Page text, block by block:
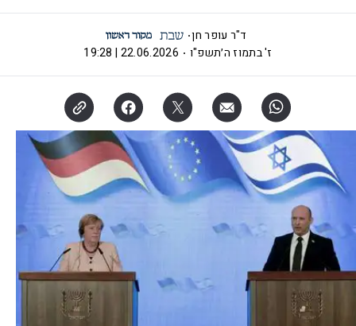
ד"ר עופר חן
ז' בתמוז ה׳תשפ"ו
22.06.2026 | 19:28